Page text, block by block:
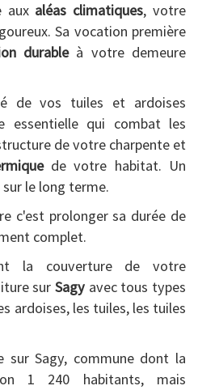
aux aléas climatiques, votre
Sa vocation première
durableà votre demeure
de vos tuiles et ardoises
essentielle qui combat les
de votre charpente et
de votre habitat. Un
le long terme.
c'est prolonger sa durée de
complet.
la couverture de votre
sur Sagy avec tous types
ardoises, les tuiles, les tuiles
sur Sagy, commune dont la
1 240 habitants, mais